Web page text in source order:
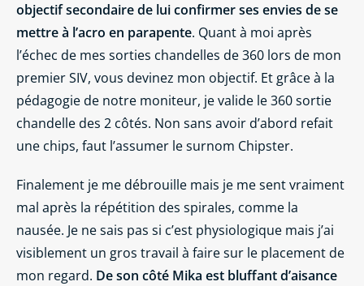
objectif secondaire de lui confirmer ses envies de se
mettre à l’acro en parapente. Quant à moi après
l’échec de mes sorties chandelles de 360 lors de mon
premier SIV, vous devinez mon objectif. Et grâce à la
pédagogie de notre moniteur, je valide le 360 sortie
chandelle des 2 côtés. Non sans avoir d’abord refait
une chips, faut l’assumer le surnom Chipster.
Finalement je me débrouille mais je me sent vraiment
mal après la répétition des spirales, comme la
nausée. Je ne sais pas si c’est physiologique mais j’ai
visiblement un gros travail à faire sur le placement de
mon regard. De son côté Mika est bluffant d’aisance